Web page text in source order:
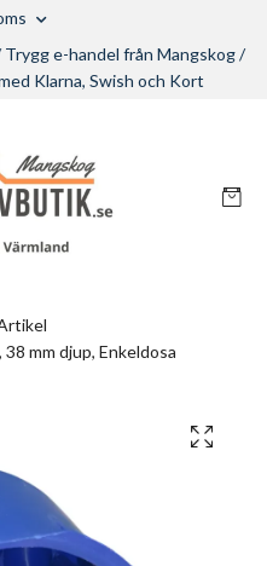
e-handel från Mangskog /
Klarna, Swish och Kort
mm djup, Enkeldosa